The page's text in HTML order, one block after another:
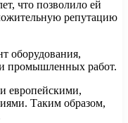
что позволило ей
репутацию
оборудования,
и промышленных работ.
европейскими,
Таким образом,